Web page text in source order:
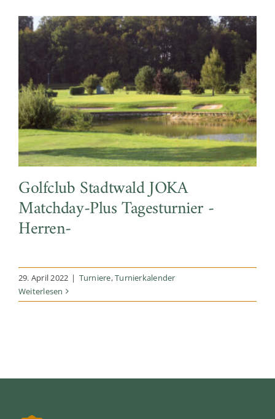
Golfclub Stadtwald JOKA
Matchday-Plus Tagesturnier -
Herren-
29. April 2022 | Turniere,Turnierkalender
Weiterlesen